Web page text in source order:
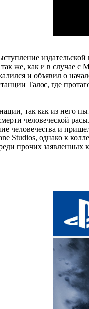
же, как и в случае с
и объявил о
Талос, где
так как из него
человеческой расы.
человечества и
Studios, однако к
прочих заявленных